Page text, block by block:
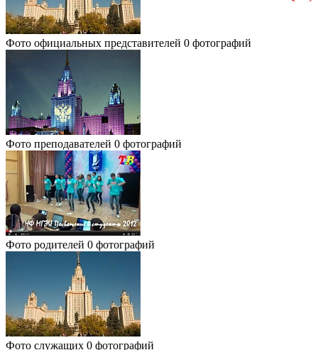
Фото официальных представителей 0 фотографий
Фото преподавателей 0 фотографий
Фото родителей 0 фотографий
Фото служащих 0 фотографий